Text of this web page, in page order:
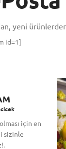
yeni
id=1]
için en
sizinle